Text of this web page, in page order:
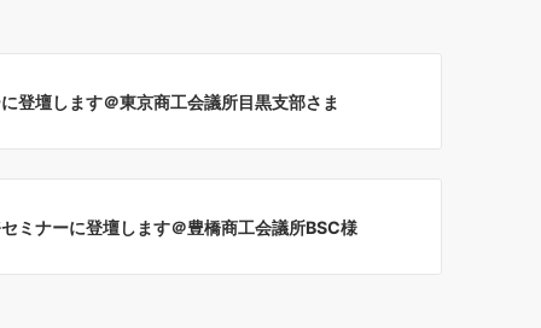
登壇します＠東京商工会議所目黒支部さま
ミナーに登壇します＠豊橋商工会議所BSC様